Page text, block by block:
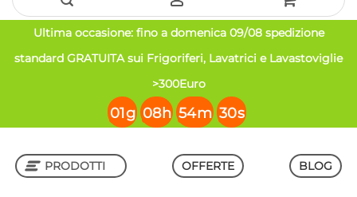
Salta
al
Ultima occasione: fino a domenica 09/08 spedizione
standard GRATUITA sui Frigoriferi, Lavatrici e Lavastoviglie
>300Euro
01g 08h 54m 29s
PRODOTTI OFFERTE BLOG